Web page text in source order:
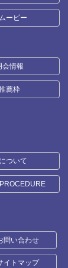
ービー
会情報
薦枠
ついて
問い合わせ
イトマップ